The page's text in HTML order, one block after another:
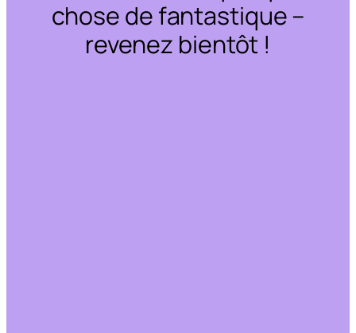
chose de fantastique –
revenez bientôt !